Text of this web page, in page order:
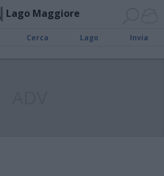
Lago Maggiore
Cerca Lago Invia